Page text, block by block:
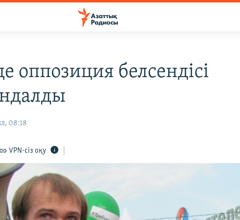
оппозиция белсендісі
08:18
VPN-сіз оқу